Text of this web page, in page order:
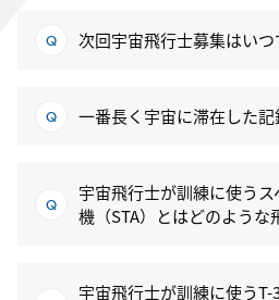
次回宇宙飛行士募集はい
一番長く宇宙に滞在した
宇宙飛行士が訓練に使う
機（STA）とはどのような
宇宙飛行士が訓練に使うT-